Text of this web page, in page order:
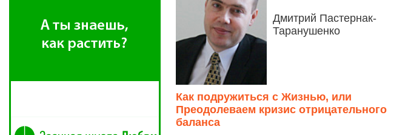
Дмитрий Пастернак-
Таранушенко
Как подружиться с Жизнью, или
Преодолеваем кризис отрицательного
баланса